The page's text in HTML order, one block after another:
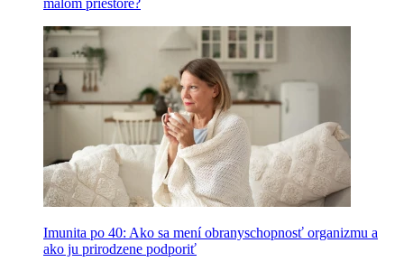
malom priestore?
Imunita po 40: Ako sa mení obranyschopnosť organizmu a
ako ju prirodzene podporiť